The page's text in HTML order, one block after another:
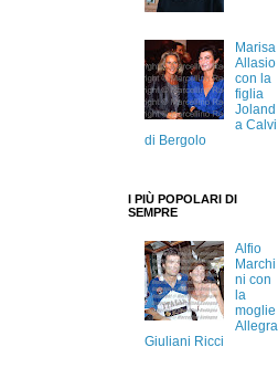
Marisa
Allasio
con la
figlia
Joland
a Calvi
di Bergolo
I PIÙ POPOLARI DI
SEMPRE
Alfio
Marchi
ni con
la
moglie
Allegra
Giuliani Ricci